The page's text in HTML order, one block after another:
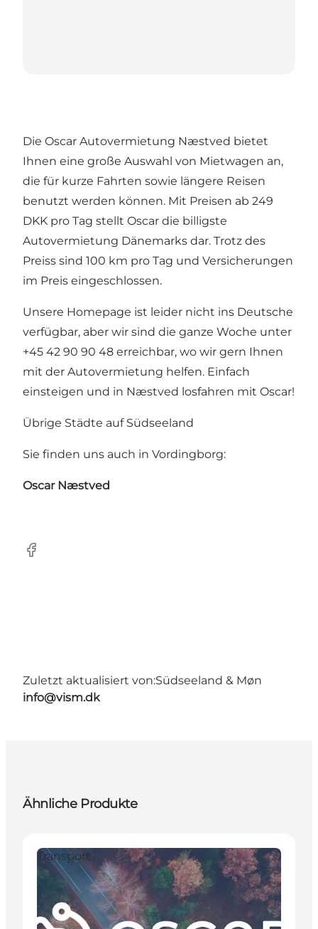
Die Oscar Autovermietung Næstved bietet
Ihnen eine große Auswahl von Mietwagen an,
die für kurze Fahrten sowie längere Reisen
benutzt werden können. Mit Preisen ab 249
DKK pro Tag stellt Oscar die billigste
Autovermietung Dänemarks dar. Trotz des
Preiss sind 100 km pro Tag und Versicherungen
im Preis eingeschlossen.
Unsere Homepage ist leider nicht ins Deutsche
verfügbar, aber wir sind die ganze Woche unter
+45 42 90 90 48 erreichbar, wo wir gern Ihnen
mit der Autovermietung helfen. Einfach
einsteigen und in Næstved losfahren mit Oscar!
Übrige Städte auf Südseeland
Sie finden uns auch in Vordingborg:
Oscar Næstved
Facebook
Zuletzt aktualisiert von:Südseeland & Møn
info@vism.dk
Ähnliche Produkte
Transport